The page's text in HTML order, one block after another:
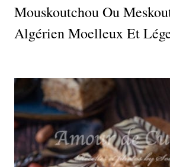
Mouskoutchou Ou
Algérien Moelleux Et